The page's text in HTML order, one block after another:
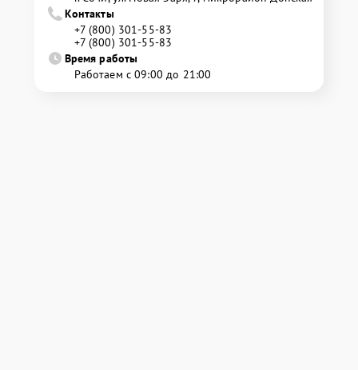
Контакты
+7 (800) 301-55-83
+7 (800) 301-55-83
Время работы
Работаем с 09:00 до 21:00